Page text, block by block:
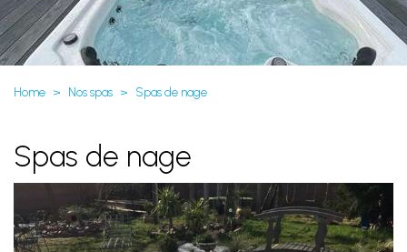
Home Nos spas Spas de nage
Spas de nage